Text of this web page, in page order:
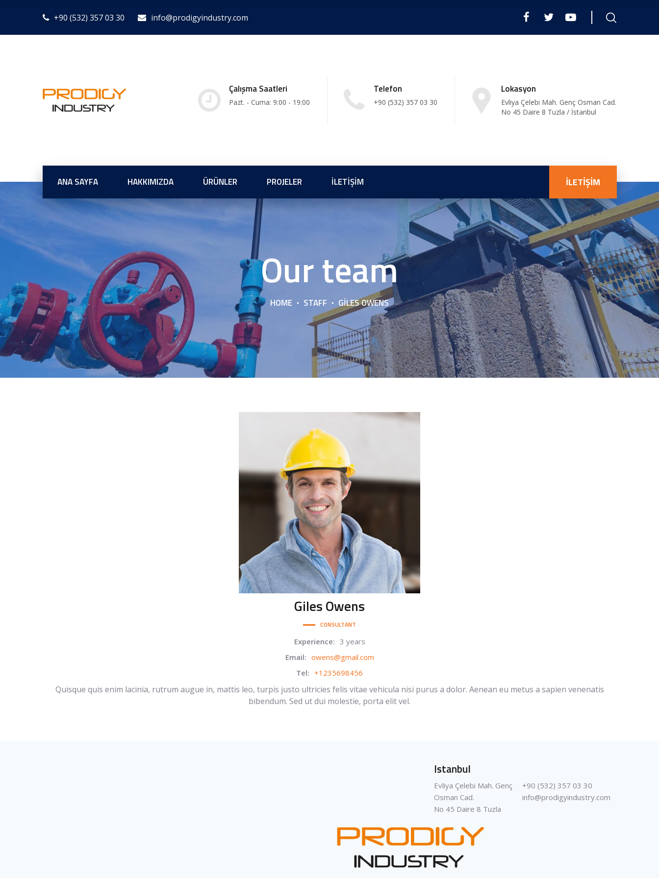
+90 (532) 357 03 30 info@prodigyindustry.com
Çalışma Saatleri
Pazt. - Cuma: 9:00 - 19:00
Telefon
+90 (532) 357 03 30
Lokasyon
Evliya Çelebi Mah. Genç Osman Cad.
No 45 Daire 8 Tuzla / İstanbul
ANA SAYFA HAKKIMIZDA ÜRÜNLER PROJELER İLETIŞIM İLETİŞİM
Our team
HOME STAFF GILES OWENS
GilesOwens
CONSULTANT
Experience: 3 years
Email: owens@gmail.com
Tel: +1235698456
Quisque quis enim lacinia, rutrum augue in, mattis leo, turpis justo ultricies felis vitae vehicula nisi purus a dolor. Aenean eu metus a sapien venenatis
bibendum. Sed ut dui molestie, porta elit vel.
Istanbul
Evliya Çelebi Mah. Genç
Osman Cad.
No 45 Daire 8 Tuzla
+90 (532) 357 03 30
info@prodigyindustry.com